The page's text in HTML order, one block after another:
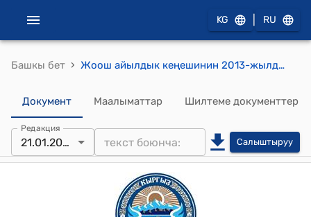
KG RU
Башкы бет › Жоош айылдык кеңешинин 2013-жылдын 21-январы № 2/1 "Депутаттык полномочиелерди токтотуу жөнүндө" токтому
Документ Маалыматтар Шилтеме документтер
Редакция
21.01.2013 Салыштыруу